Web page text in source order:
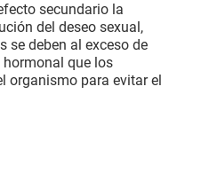
secundario la
del deseo sexual,
se deben al exceso de
que los
organismo para evitar el